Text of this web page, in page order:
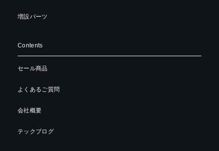
増設パーツ
Contents
セール商品
よくあるご質問
会社概要
テックブログ